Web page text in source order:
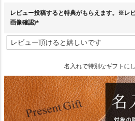
レビュー投稿すると特典がもらえます。※レ
画像確認)
必
須
名入れで特別なギフトに